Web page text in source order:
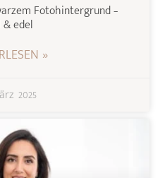
Fotohintergrund –
edel
»
2025